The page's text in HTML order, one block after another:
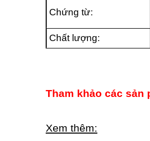
Chứng từ:
Chất lượng:
Tham khảo các sản
Xem thêm: